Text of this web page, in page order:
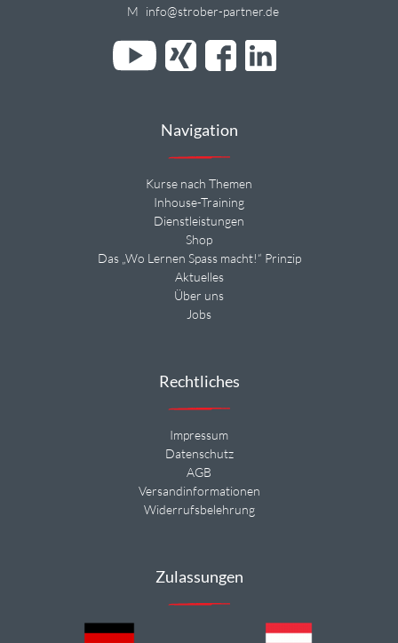
M info@strober-partner.de
Navigation
Kurse nach Themen
Inhouse-Training
Dienstleistungen
Shop
Das „Wo Lernen Spass macht!“ Prinzip
Aktuelles
Über uns
Jobs
Rechtliches
Impressum
Datenschutz
AGB
Versandinformationen
Widerrufsbelehrung
Zulassungen